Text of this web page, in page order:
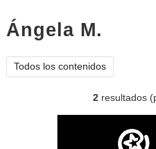
Ángela M.
Todos los contenidos
2 resultados